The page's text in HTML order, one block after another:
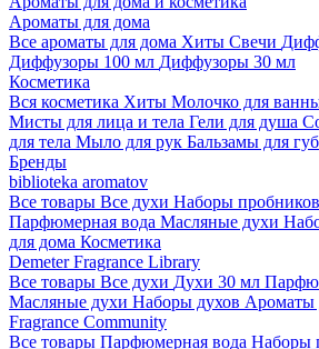
Ароматы для дома
Все ароматы для дома Хиты Свечи
Диффузоры 100 мл Диффузоры 30 мл
Косметика
Вся косметика Хиты Молочко для
Мисты для лица и тела Гели для душа
для тела Мыло для рук Бальзамы для губ
Бренды
biblioteka aromatov
Все товары Все духи Наборы пробников
Парфюмерная вода Масляные духи
для дома Косметика
Demeter Fragrance Library
Все товары Все духи Духи 30 мл
Масляные духи Наборы духов Ароматы
Fragrance Community
Все товары Парфюмерная вода Наборы